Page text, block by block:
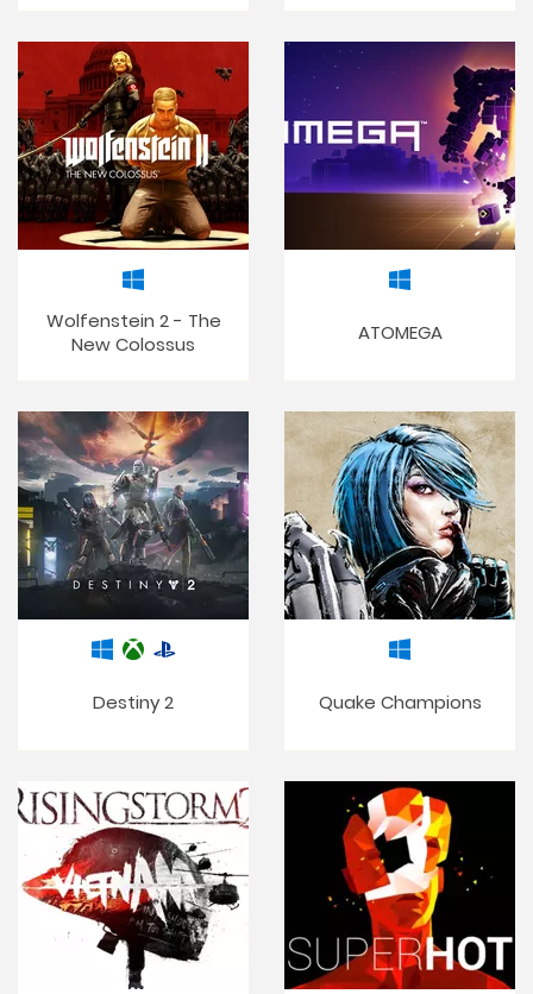
Wolfenstein 2 - The
New Colossus
ATOMEGA
Destiny 2 Quake Champions